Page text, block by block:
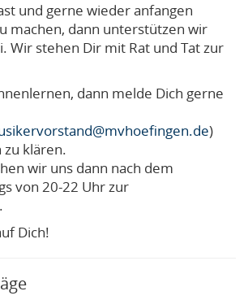
und gerne wieder anfangen
machen, dann unterstützen wir
Wir stehen Dir mit Rat und Tat zur
dann melde Dich gerne
)
zu klären.
wir uns dann nach dem
von 20-22 Uhr zur
Dich!